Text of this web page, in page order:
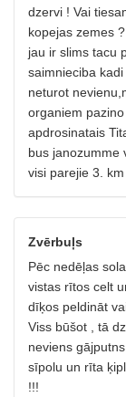
dzervi ! Vai
kopejas zemes
jau ir slims tacu
saimnieciba
neturot
organiem
apdrosinatais
bus janozumme
visi parejie 3.
Zvērbuļs
Pēc nedēļas
vistas rītos celt
dīķos peldināt
Viss būšot , tā
neviens
sīpolu un rīta
!!!